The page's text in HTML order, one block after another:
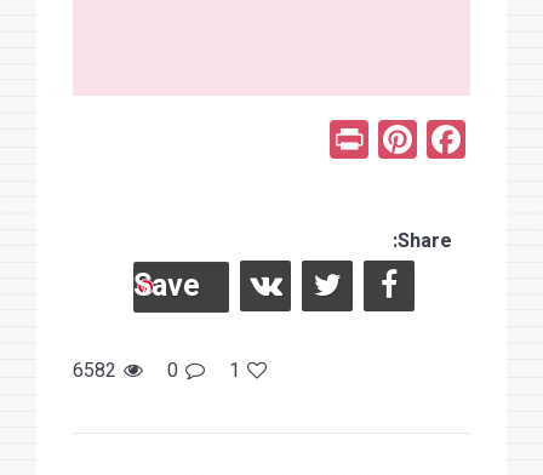
F
a
b
o
Pi
nt
es Share:
Save
6582 0 1